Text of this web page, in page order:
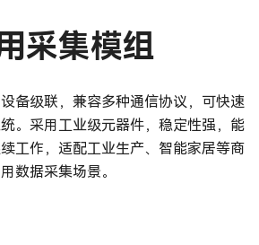
采集模组
备级联，兼容多种通信协议，可快速
。采用工业级元器件，稳定性强，能
工作，适配工业生产、智能家居等商
用数据采集场景。